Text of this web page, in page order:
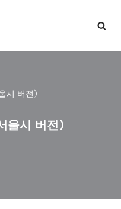
시 버전)
울시 버전)